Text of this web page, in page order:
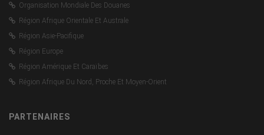
Organisation Mondiale Des Douanes
Région Afrique Orientale Et Australe
Région Asie-Pacifique
Région Europe
Région Amérique Et Caraïbes
Région Afrique Du Nord, Proche Et Moyen-Orient
PARTENAIRES